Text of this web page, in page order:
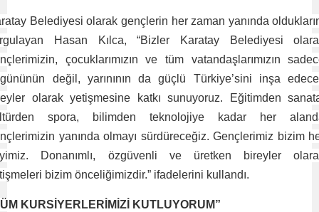
Belediyesi olarak gençlerin her zaman yanında
Hasan Kılca, “Bizler Karatay Belediyesi
çocuklarımızın ve tüm vatandaşlarımızın
değil, yarınının da güçlü Türkiye’sini inşa
olarak yetişmesine katkı sunuyoruz. Eğitimden
spora, bilimden teknolojiye kadar her
yanında olmayı sürdüreceğiz. Gençlerimiz bizim
Donanımlı, özgüvenli ve üretken bireyler
bizim önceliğimizdir.” ifadelerini kullandı.
KURSİYERLERİMİZİ KUTLUYORUM”